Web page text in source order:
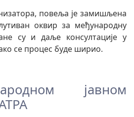
повеља је замишљена
оквир за међународну
су и даље консултације у
се процес буде ширио.
јавном